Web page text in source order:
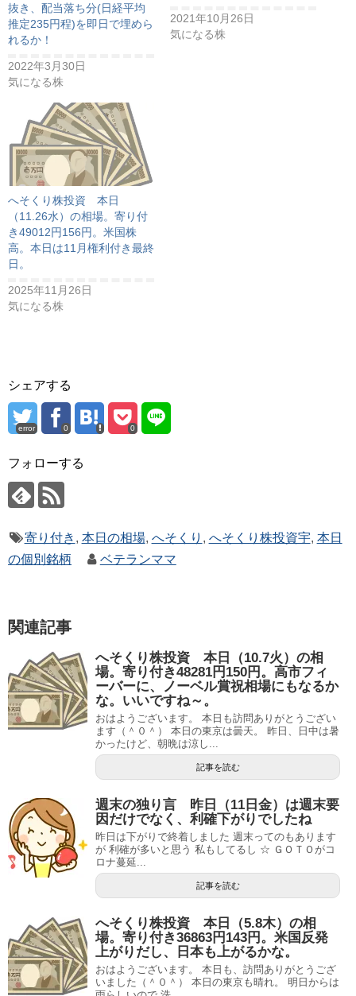
抜き、配当落ち分(日経平均
推定235円程)を即日で埋めら
れるか！
2022年3月30日
気になる株
2021年10月26日
気になる株
へそくり株投資 本日
（11.26水）の相場。寄り付
き49012円156円。米国株
高。本日は11月権利付き最終
日。
2025年11月26日
気になる株
シェアする
error 0 0
フォローする
寄り付き , 本日の相場, へそくり , へそくり株投資宇, 本日
の個別銘柄
ベテランママ
関連記事
へそくり株投資 本日（10.7火）の相
場。寄り付き48281円150円。高市フィ
ーバーに、ノーベル賞祝相場にもなるか
な。いいですね～。
おはようございます。 本日も訪問ありがとうござい
ます（＾０＾） 本日の東京は曇天。 昨日、日中は暑
かったけど、朝晩は涼し...
記事を読む
週末の独り言 昨日（11日金）は週末要
因だけでなく、利確下がりでしたね
昨日は下がりで終着しました 週末ってのもあります
が 利確が多いと思う 私もしてるし ☆ ＧＯＴＯがコ
ロナ蔓延...
記事を読む
へそくり株投資 本日（5.8木）の相
場。寄り付き36863円143円。米国反発
上がりだし、日本も上がるかな。
おはようございます。 本日も、訪問ありがとうござ
いました（＾０＾） 本日の東京も晴れ。 明日からは